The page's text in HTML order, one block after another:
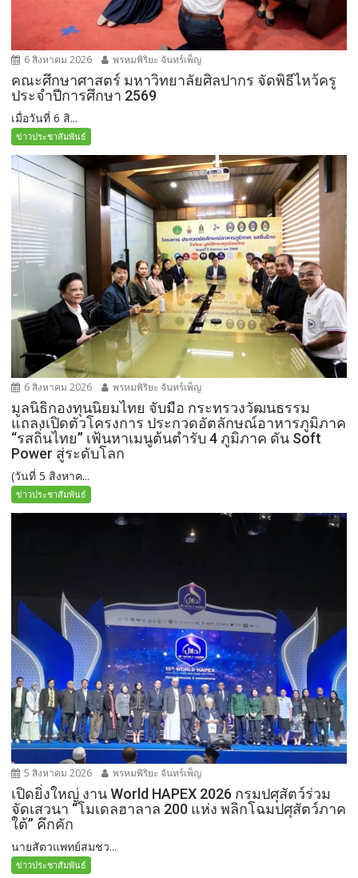
6 สิงหาคม 2026 พรหมพิริยะ จันทร์เพ็ญ
คณะศึกษาศาสตร์ มหาวิทยาลัยศิลปากร จัดพิธีไหว้ครู
ประจำปีการศึกษา 2569
เมื่อวันที่ 6 สิ...
ข่าวประชาสัมพันธ์
6 สิงหาคม 2026 พรหมพิริยะ จันทร์เพ็ญ
มูลนิธิกองทุนนิยมไทย จับมือ กระทรวงวัฒนธรรม
แถลงเปิดตัวโครงการ ประกวดอัตลักษณ์อาหารภูมิภาค
“รสถิ่นไทย” เฟ้นหาเมนูต้นตำรับ 4 ภูมิภาค ดัน Soft
Power สู่ระดับโลก
(วันที่ 5 สิงหาค...
ข่าวประชาสัมพันธ์
5 สิงหาคม 2026 พรหมพิริยะ จันทร์เพ็ญ
เปิดยิ่งใหญ่ งาน World HAPEX 2026 กรมปศุสัตว์ร่วม
จัดเสวนา “โมเดลฮาลาล 200 แห่ง พลิกโฉมปศุสัตว์ภาค
ใต้” คึกคัก
นายสัตวแพทย์สมชว...
ข่าวประชาสัมพันธ์